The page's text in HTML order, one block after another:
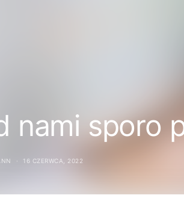
nami sporo
16 CZERWCA, 2022